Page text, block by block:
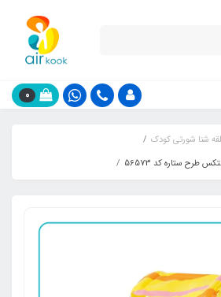
0
شنا شورتی کودک
طرح ستاره کد 56573